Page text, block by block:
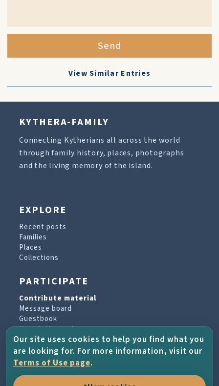
Send
View Similar Entries
KYTHERA-FAMILY
Connecting Kytherians all across the world
through family history, places, photographs
and the living memory of the island.
EXPLORE
Recent posts
Families
Places
Collections
PARTICIPATE
Contribute material
Message board
Guestbook
Newsletter archive
PROJECT & HELP
About the project
Our site uses cookies to help you find what you
are looking for. For more information, visit our
Terms of Use page.